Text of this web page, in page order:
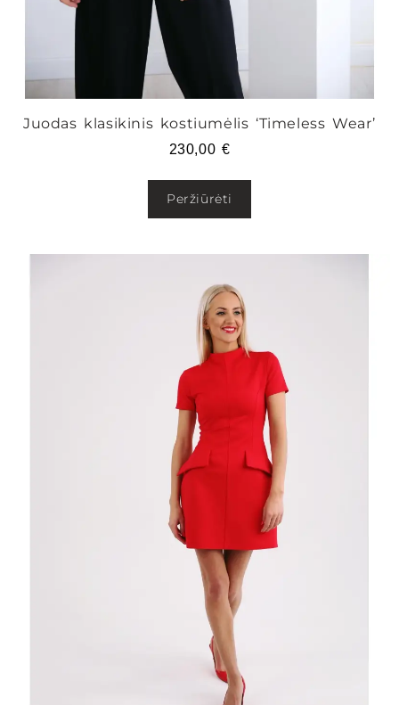
Juodas klasikinis kostiumėlis ‘Timeless Wear’
230,00 €
Peržiūrėti